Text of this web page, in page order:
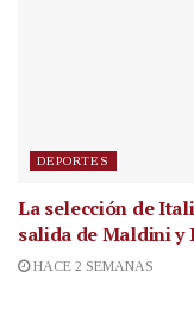
DEPORTES
La selección de
salida de Maldini y
HACE 2 SEMANAS